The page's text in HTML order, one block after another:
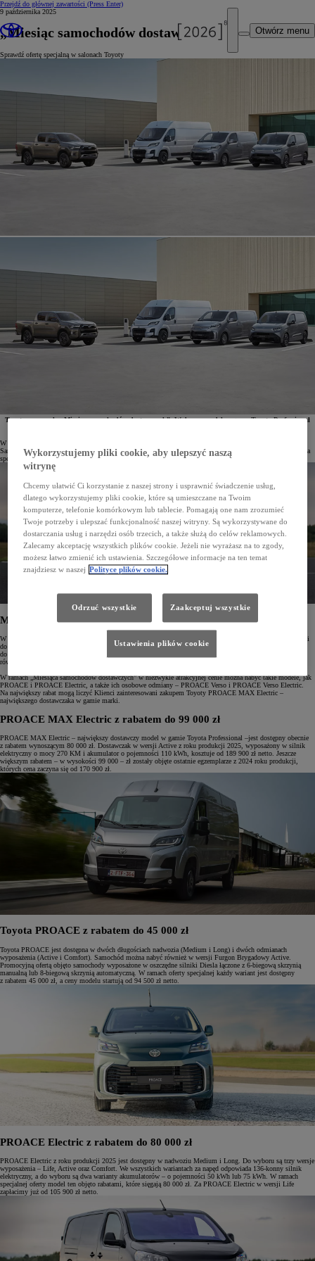
Przejdź do głównej zawartości (Press Enter)
Otwórz menu
9 października 2025
„Miesiąc samochodów dostawczych“
Sprawdź ofertę specjalną w salonach Toyoty
Toyota rozpoczęła „Miesiąc samochodów dostawczych”. Wybrane modele z gamy Toyota Professional
W wyspecjalizowanych stacjach Toyota Professional i salonach Toyoty w Polsce przez trwa „Miesiąc
Samochodów Dostawczych”. W ramach tego wydarzenia pełna gama dostawczych modeli marki została objęta
specjalną ofertą, a wybrane wersje i konfiguracje – wysokimi rabatami.
Modele z rodziny Toyota Professional w ofercie specjalnej
W październiku wybrane modele z rodziny Toyota Professional zostały objęte wysokimi rabatami sięgającymi
do 99 000 zł. Dodatkowo wszystkie dostawcze samochody Toyoty posiadają Gwarancję PRO na 3 lata lub
do 1 000 000 km (co pierwsze nastąpi), która obowiązuje również na zabudowy. Klienci mogą skorzystać
również z atrakcyjnych warunków finansowania w ramach Leasingu KINTO One.
W ramach „Miesiąca samochodów dostawczych” w niezwykle atrakcyjnej cenie można nabyć takie modele, jak
PROACE i PROACE Electric, a także ich osobowe odmiany – PROACE Verso i PROACE Verso Electric.
Na największy rabat mogą liczyć Klienci zainteresowani zakupem Toyoty PROACE MAX Electric –
największego dostawczaka w gamie marki.
PROACE MAX Electric z rabatem do 99 000 zł
PROACE MAX Electric – największy dostawczy model w gamie Toyota Professional –jest dostępny obecnie
z rabatem wynoszącym 80 000 zł. Dostawczak w wersji Active z roku produkcji 2025, wyposażony w silnik
elektryczny o mocy 270 KM i akumulator o pojemności 110 kWh, kosztuje od 189 900 zł netto. Jeszcze
większym rabatem – w wysokości 99 000 – zł zostały objęte ostatnie egzemplarze z 2024 roku produkcji,
których cena zaczyna się od 170 900 zł.
Toyota PROACE z rabatem do 45 000 zł
Toyota PROACE jest dostępna w dwóch długościach nadwozia (Medium i Long) i dwóch odmianach
wyposażenia (Active i Comfort). Samochód można nabyć również w wersji Furgon Brygadowy Active.
Promocyjną ofertą objęto samochody wyposażone w oszczędne silniki Diesla łączone z 6-biegową skrzynią
manualną lub 8-biegową skrzynią automatyczną. W ramach oferty specjalnej każdy wariant jest dostępny
z rabatem 45 000 zł, a ceny modelu startują od 94 500 zł netto.
PROACE Electric z rabatem do 80 000 zł
PROACE Electric z roku produkcji 2025 jest dostępny w nadwoziu Medium i Long. Do wyboru są trzy wersje
wyposażenia – Life, Active oraz Comfort. We wszystkich wariantach za napęd odpowiada 136-konny silnik
elektryczny, a do wyboru są dwa warianty akumulatorów – o pojemności 50 kWh lub 75 kWh. W ramach
specjalnej oferty model ten objęto rabatami, które sięgają 80 000 zł. Za PROACE Electric w wersji Life
zapłacimy już od 105 900 zł netto.
Wykorzystujemy pliki cookie, aby ulepszyć naszą
witrynę
Chcemy ułatwić Ci korzystanie z naszej strony i usprawnić świadczenie usług,
dlatego wykorzystujemy pliki cookie, które są umieszczane na Twoim
komputerze, telefonie komórkowym lub tablecie. Pomagają one nam zrozumieć
Twoje potrzeby i ulepszać funkcjonalność naszej witryny. Są wykorzystywane do
dostarczania usług i narzędzi osób trzecich, a także służą do celów reklamowych.
Zalecamy akceptację wszystkich plików cookie. Jeżeli nie wyrażasz na to zgody,
możesz łatwo zmienić ich ustawienia. Szczegółowe informacje na ten temat
znajdziesz w naszej Polityce plików cookie.
Odrzuć wszystkie Zaakceptuj wszystkie
Ustawienia plików cookie